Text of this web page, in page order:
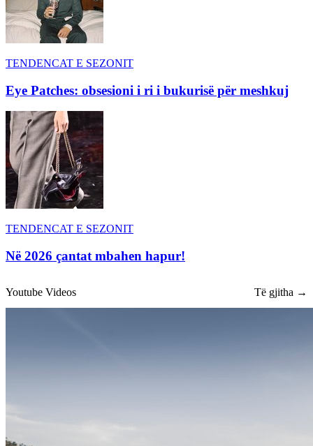
TENDENCAT E SEZONIT
Eye Patches: obsesioni i ri i bukurisë për meshkuj
TENDENCAT E SEZONIT
Në 2026 çantat mbahen hapur!
Youtube Videos Të gjitha →